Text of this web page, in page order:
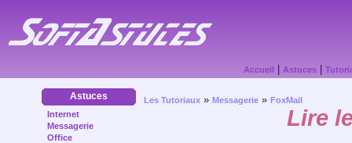
Accueil Astuces|
Astuces
Internet
Messagerie
Office
Les Tutoriaux »Messagerie »FoxMail
Lire